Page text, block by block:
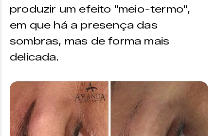
produzir um efeito "meio-termo",
em que há a presença das
sombras, mas de forma mais
delicada.